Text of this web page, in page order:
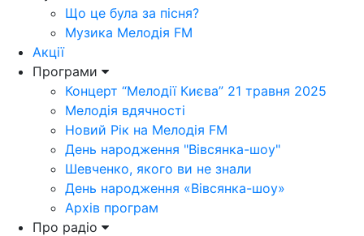
Що це була за пісня?
Музика Мелодія FM
Акції
Програми
Концерт “Мелодії Києва” 21 травня 2025
Мелодія вдячності
Новий Рік на Мелодія FM
День народження "Вівсянка-шоу"
Шевченко, якого ви не знали
День народження «Вівсянка-шоу»
Архів програм
Про радіо